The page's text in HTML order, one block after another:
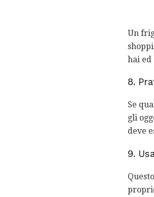
Un
hai ed
8.
Se
gli
deve
9.